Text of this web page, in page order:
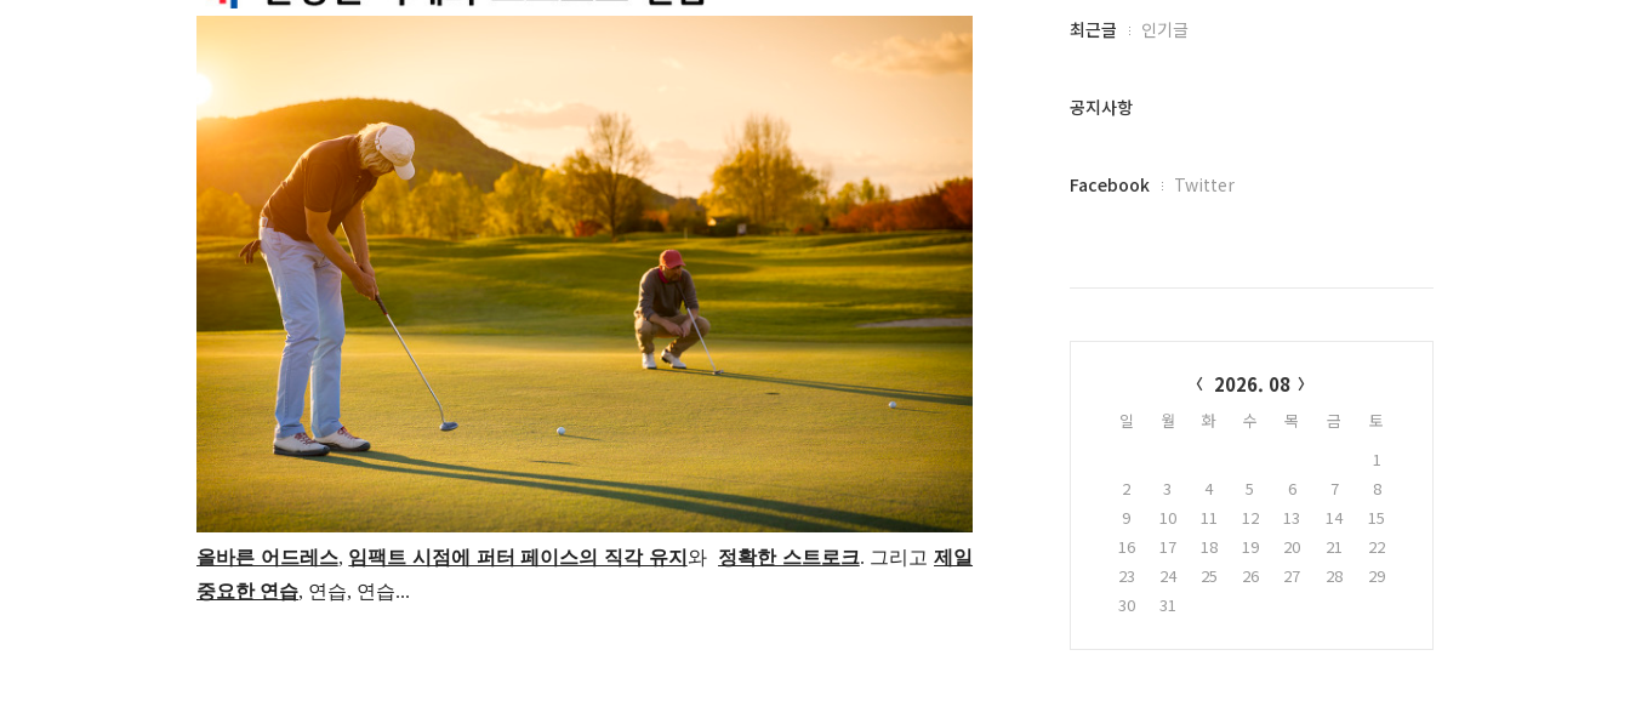
올바른 어드레스, 임팩트 시점에 퍼터 페이스의 직각 유지 와 정확한 스트로크. 그리고제일
중요한 연습, 연습, 연습...
최
과
글
최근글 인기글
공지사항
페
Facebook Twitter
2026. 08
일 월 화 수 목 금
토
1
2
3 4 5 6 7
8
9
10 11 12 13 14
15
16
17 18 19 20 21
22
23
24 25 26 27 28
29
30
31